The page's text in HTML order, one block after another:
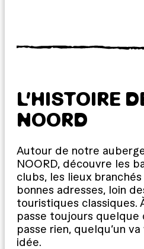
L’HISTOIRE
NOORD
Autour de notre
NOORD, découvre les
clubs, les lieux
bonnes adresses, loin
touristiques classiques.
passe toujours quelque
passe rien, quelqu’un
idée.